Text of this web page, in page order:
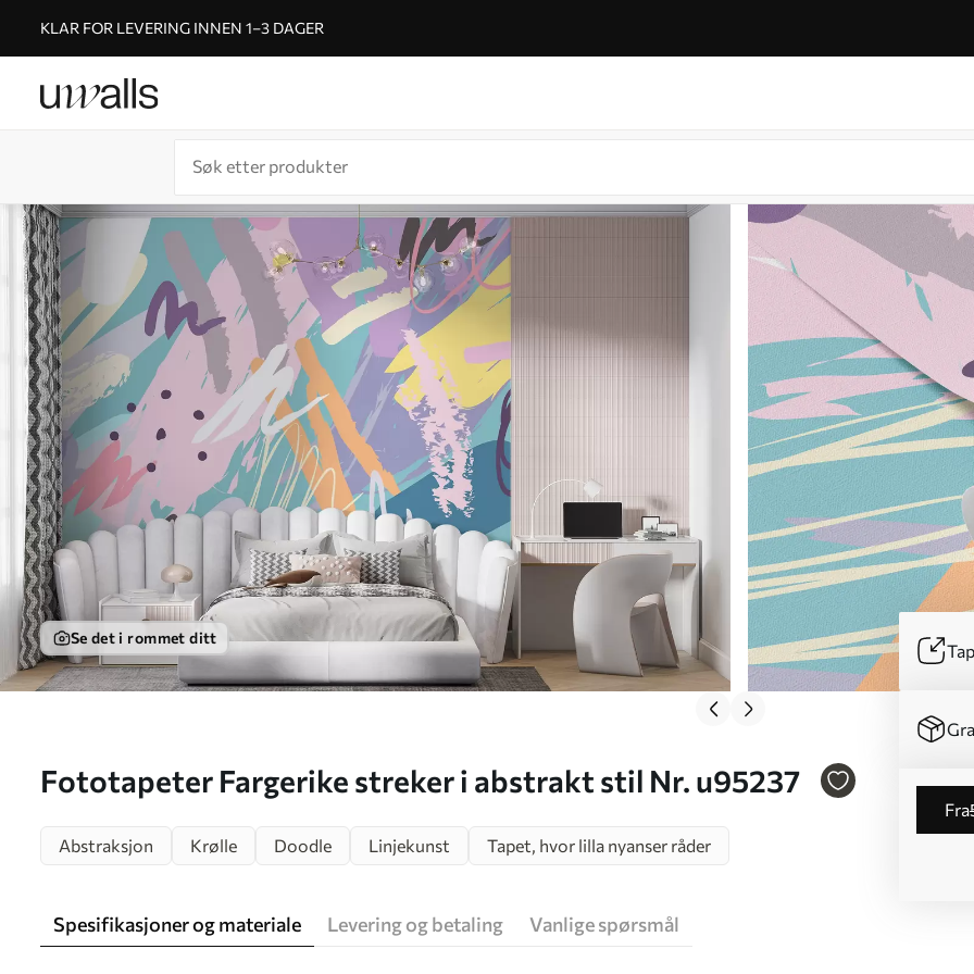
KLAR FOR LEVERING INNEN 1–3 DAGER
Se det i rommet ditt
Fototapeter Fargerike streker i abstrakt stil Nr. u95237
fra
Abstraksjon
Krølle Doodle Linjekunst Tapet, hvor lilla nyanser råder
Spesifikasjoner og materiale Levering og betaling Vanlige spørsmål